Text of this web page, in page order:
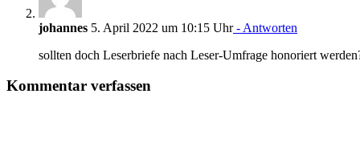
johannes 5. April 2022 um 10:15 Uhr- Antworten
sollten doch Leserbriefe nach Leser-Umfrage honoriert
Kommentar verfassen